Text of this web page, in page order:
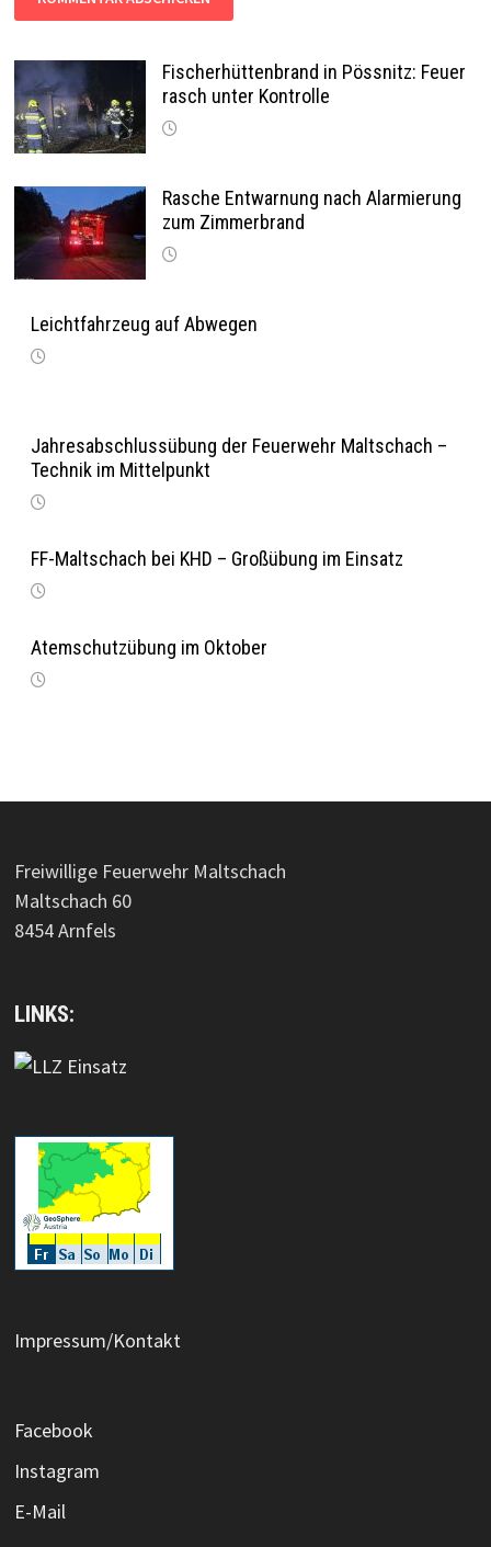
Fischerhüttenbrand in Pössnitz: Feuer
rasch unter Kontrolle
Rasche Entwarnung nach Alarmierung
zum Zimmerbrand
Leichtfahrzeug auf Abwegen
Jahresabschlussübung der Feuerwehr Maltschach –
Technik im Mittelpunkt
FF-Maltschach bei KHD – Großübung im Einsatz
Atemschutzübung im Oktober
Freiwillige Feuerwehr Maltschach
Maltschach 60
8454 Arnfels
LINKS:
Impressum/Kontakt
Facebook
Instagram
E-Mail